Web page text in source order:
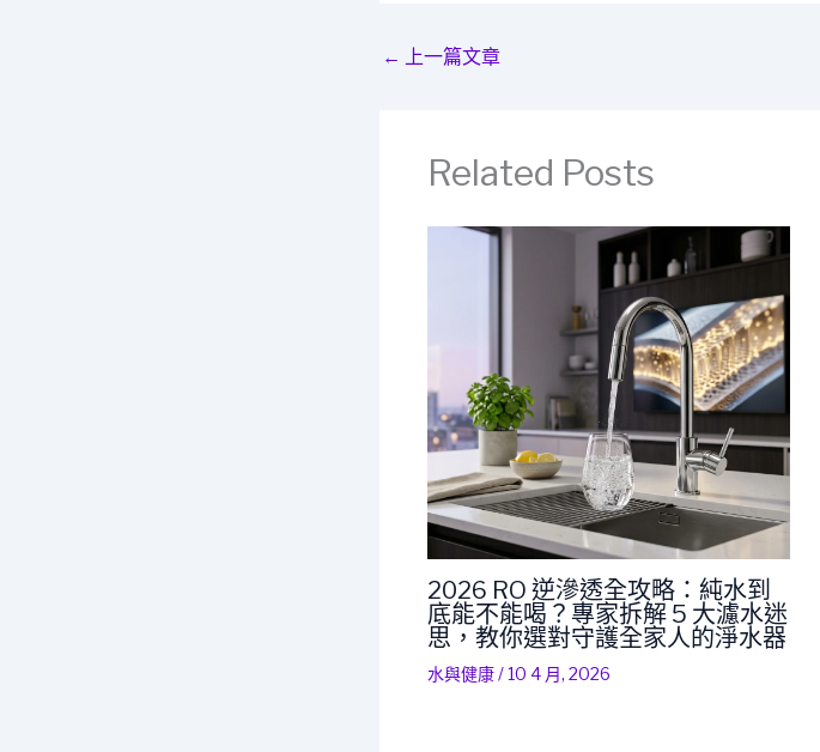
← 上一篇文章
Related Posts
2026 RO 逆滲透全攻略：純水到
底能不能喝？專家拆解 5 大濾水迷
思，教你選對守護全家人的淨水器
水與健康/10 4 月, 2026